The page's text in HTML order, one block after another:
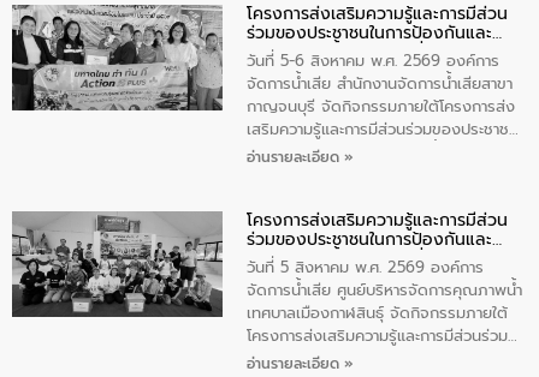
นโยบาย “มหาดไทย ทำ ทัน ที Action 5
PLUS” โดยจัดอบรมให้ความรู้แก่ประชาชน
และนักเรียน เพื่อส่งเสริมความรู้ด้านการ
จัดการน้ำเสียและสร้างจิตสำนึกในการ
อนุรักษ์สิ่งแวดล้อม ในหัวข้อ “น้ำเสียชุมชน
และการบำบัดน้ำเสียเบื้องต้น” โดยให้ความรู้
เกี่ยวกับสาเหตุและผลกระทบของน้ำเสีย
ณ เทศบาลตำบลบางเลน จังหวัดนครปฐม
โครงการส่งเสริมความรู้และการมีส่วน
ร่วมของประชาชนในการป้องกันและ
แก้ไขปัญหาน้ำเสียอย่างยั่งยืน
วันที่ 5-6 สิงหาคม พ.ศ. 2569 องค์การ
จัดการน้ำเสีย สำนักงานจัดการน้ำเสียสาขา
กาญจนบุรี จัดกิจกรรมภายใต้โครงการส่ง
เสริมความรู้และการมีส่วนร่วมของประชาชน
ในการป้องกันและแก้ไขปัญหาน้ำเสียอย่าง
นักเรียนชั้นมัธยมต้น โรงเรียนเทศบาล 5
(กระดาษไทยอนุเคราะห์), นักศึกษาชั้น ปวช.
1 วิทยาลัยเทคนิคกาญจนบุรี, ผู้นำชุมชนบ้าน
เหนือ 2 และชุมชนซอยโรงน้ำแข็ง ในเขต
เทศบาลเมืองกาญจนบุรี เพื่อส่งเสริมความรู้
ด้านการจัดการน้ำเสีย การบำบัดน้ำเสียเบื้อง
ต้นในครัวเรือน และสร้างจิตสำนึกในการ
อ่านรายละเอียด »
โครงการส่งเสริมความรู้และการมีส่วน
ร่วมของประชาชนในการป้องกันและ
แก้ไขปัญหาน้ำเสียอย่างยั่งยืน
วันที่ 5 สิงหาคม พ.ศ. 2569 องค์การ
จัดการน้ำเสีย ศูนย์บริหารจัดการคุณภาพน้ำ
เทศบาลเมืองกาฬสินธุ์ จัดกิจกรรมภายใต้
โครงการส่งเสริมความรู้และการมีส่วนร่วม
ของประชาชนในการป้องกันและแก้ไขปัญหา
อ่านรายละเอียด »